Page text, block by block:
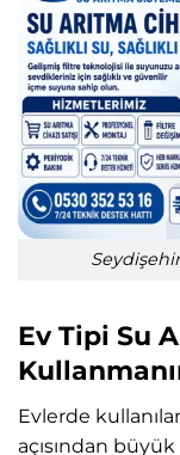
Ev Tipi Su
Evlerde
açısından